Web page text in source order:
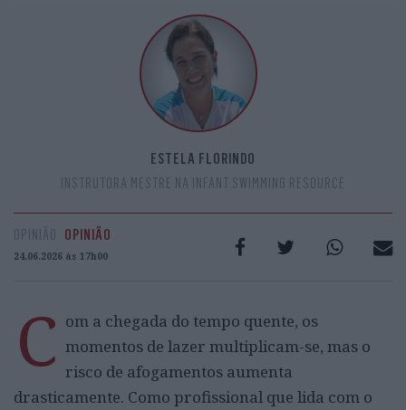
ESTELA FLORINDO
INSTRUTORA MESTRE NA INFANT SWIMMING RESOURCE
OPINIÃO OPINIÃO
24.06.2026 às 17h00
C om a chegada do tempo quente, os
momentos de lazer multiplicam-se, mas o
risco de afogamentos aumenta
drasticamente. Como profissional que lida com o